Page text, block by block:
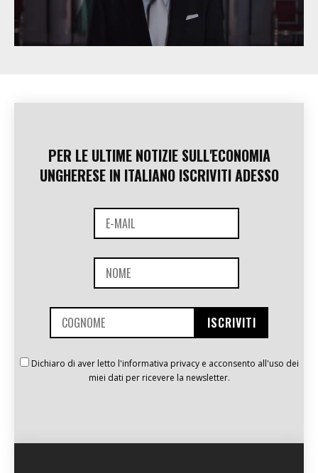
PER LE ULTIME NOTIZIE SULL'ECONOMIA
UNGHERESE IN ITALIANO ISCRIVITI ADESSO
Dichiaro di aver letto l'informativa privacy e acconsento all'uso dei
miei dati per ricevere la newsletter.